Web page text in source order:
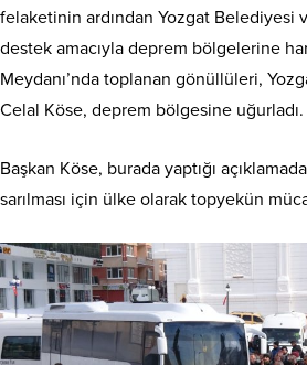
felaketinin ardından Yozgat Belediyesi
destek amacıyla deprem bölgelerine
Meydanı’nda toplanan gönüllüleri,
Celal Köse, deprem bölgesine uğurladı.
Başkan Köse, burada yaptığı
sarılması için ülke olarak topyekün